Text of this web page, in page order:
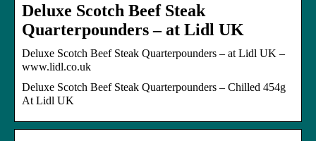
Deluxe Scotch Beef Steak
Quarterpounders – at Lidl UK
Deluxe Scotch Beef Steak Quarterpounders – at Lidl UK –
www.lidl.co.uk
Deluxe Scotch Beef Steak Quarterpounders – Chilled 454g
At Lidl UK